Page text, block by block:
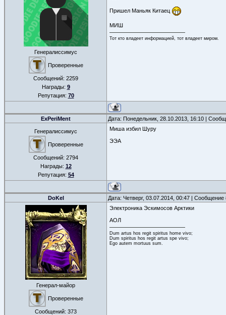
Генералиссимус
Проверенные
Сообщений: 2259
Награды: 9
Репутация: 70
Пришел Маньяк Китаец
МИШ
Тот кто владеет информацией, тот владеет миром.
ExPeriMent Дата: Понедельник, 28.10.2013, 16:10 |
Генералиссимус
Проверенные
Сообщений: 2794
Награды: 12
Репутация: 54
Миша избил Шуру
ЭЭА
DoKel Дата: Четверг, 03.07.2014, 00:47 |
Генерал-майор
Проверенные
Сообщений: 373
Электроника Эскимосов Арктики
АОЛ
Dum artus hos regit spiritus home vivo;
Dum spiritus hos regit artus spe vivo;
Ego autem mortuus sum.